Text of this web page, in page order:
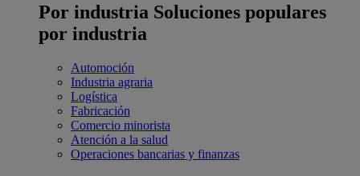
Por industria Soluciones populares
por industria
Automoción
Industria agraria
Logística
Fabricación
Comercio minorista
Atención a la salud
Operaciones bancarias y finanzas